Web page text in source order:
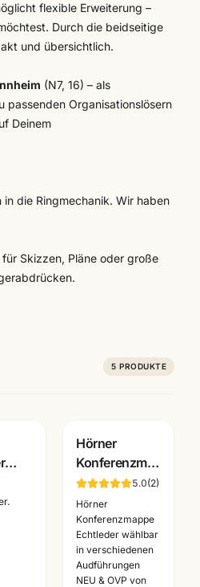
flexible Erweiterung –
Durch die beidseitige
und übersichtlich.
(N7, 16) – als
passenden Organisationslösern
Deinem
die Ringmechanik. Wir haben
Skizzen, Pläne oder große
5 PRODUKTE
Hörner
Konferenzmappe
Echtleder ·
verschiedene
Ausfuehrungen
·
Bueroausstattung
Mannheim
5.0(2)
Hörner
Konferenzmappe
Echtleder wählbar
in verschiedenen
Audführungen
NEU & OVP von